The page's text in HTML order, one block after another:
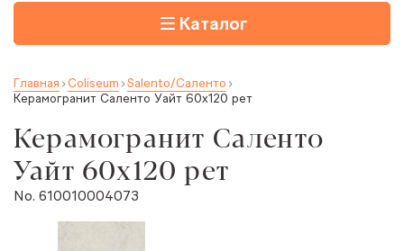
Каталог
Главная Coliseum Salento/Саленто
Керамогранит Саленто Уайт 60x120 рет
Керамогранит Саленто
Уайт 60x120 рет
No. 610010004073